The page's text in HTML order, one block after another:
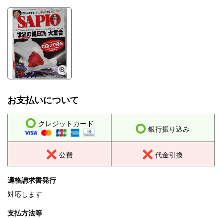
お支払いについて
クレジットカード
銀行振り込み
公費 代金引換
適格請求書発行
対応します
支払方法等